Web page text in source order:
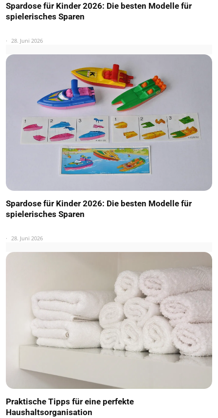
Spardose für Kinder 2026: Die besten Modelle für
spielerisches Sparen
28. Juni 2026
Spardose für Kinder 2026: Die besten Modelle für
spielerisches Sparen
28. Juni 2026
Praktische Tipps für eine perfekte
Haushaltsorganisation